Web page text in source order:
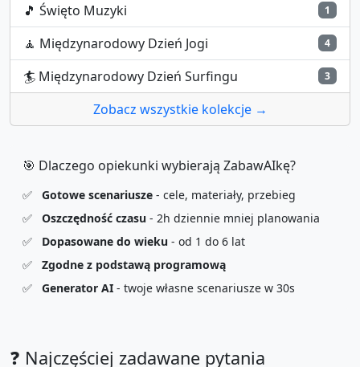
🎵 Święto Muzyki 1
🧘 Międzynarodowy Dzień Jogi 4
🏄 Międzynarodowy Dzień Surfingu 3
Zobacz wszystkie kolekcje →
🎯 Dlaczego opiekunki wybierają ZabawAIkę?
✅ Gotowe scenariusze - cele, materiały, przebieg
✅
Oszczędność czasu - 2h dziennie mniej planowania
✅
Dopasowane do wieku - od 1 do 6 lat
✅
Zgodne z podstawą programową
✅
Generator AI - twoje własne scenariusze w 30s
❓ Najczęściej zadawane pytania